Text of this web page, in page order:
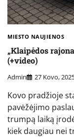
MIESTO NAUJIENOS
„Klaipėdos
(+video)
Admin 27 Kovo,
Kovo pradžioje
pavėžėjimo
trumpą laiką
kiek daugiau nei